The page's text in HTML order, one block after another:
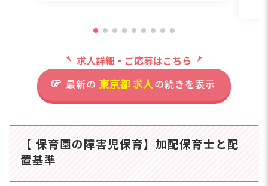
目指しています。 【保
絵やオブジェの創作を通
じて、子どもの感性を育
んでいます。 ・食育 園
で育てた野菜を収穫～調
を味わっています。
JR山手線・京浜東北線、京成
本線「日暮里駅」徒歩4分
料）
50
求人詳細・ご応募はこちら
最新の 東京都 求人 の続きを表示
【 保育園の障害児保育】加配保育士と配
置基準